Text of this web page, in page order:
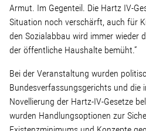
Kontakt
Team
Armut. Im Gegenteil. Die Hartz IV-
Situation noch verschärft, auch für
den Sozialabbau wird immer wieder
der öffentliche Haushalte bemüht.“
Bei der Veranstaltung wurden
Bundesverfassungsgerichts und die
Novellierung der Hartz-IV-Gesetze
wurden Handlungsoptionen zur